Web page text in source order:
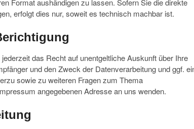
Format aushändigen zu lassen. Sofern Sie die direkte
erfolgt dies nur, soweit es technisch machbar ist.
das Recht auf unentgeltliche Auskunft über Ihre
und den Zweck der Datenverarbeitung und ggf.
sowie zu weiteren Fragen zum Thema
angegebenen Adresse an uns wenden.